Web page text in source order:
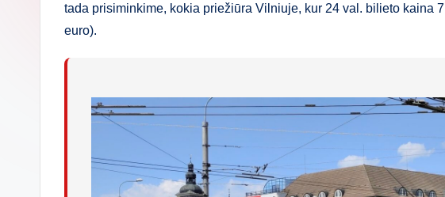
tada prisiminkime, kokia priežiūra Vilniuje, kur 24 val. bilieto kaina
euro).